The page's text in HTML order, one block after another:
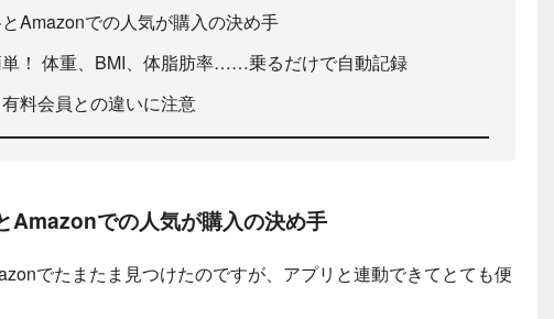
Amazonでの人気が購入の決め手
！ 体重、BMI、体脂肪率……乗るだけで自動記録
料会員との違いに注意
Amazonでの人気が購入の決め手
でたまたま見つけたのですが、アプリと連動できてとても便